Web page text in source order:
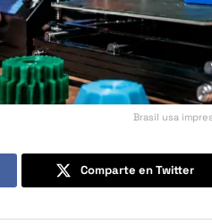
Brasil usa
Comparte en Twitter